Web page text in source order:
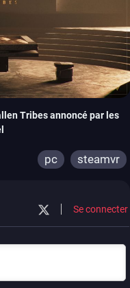
Tribes annoncé par les
pc steamvr
Se connecter